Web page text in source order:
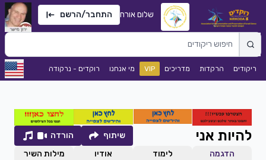
שלום אורח התחבר/הרשם
ריקודים הרקדות מדריכים VIP מי אנחנו רוקדים - נרקודה
להיות אני שיתוף
הורדה
הדגמה
לימוד אודיו מילות השיר